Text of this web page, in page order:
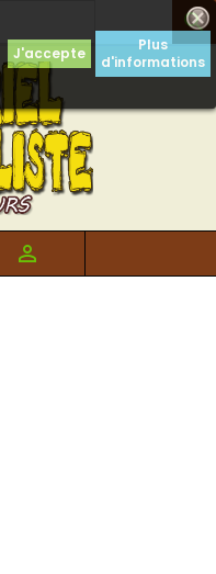

J'accepte
Plus
d'informations
